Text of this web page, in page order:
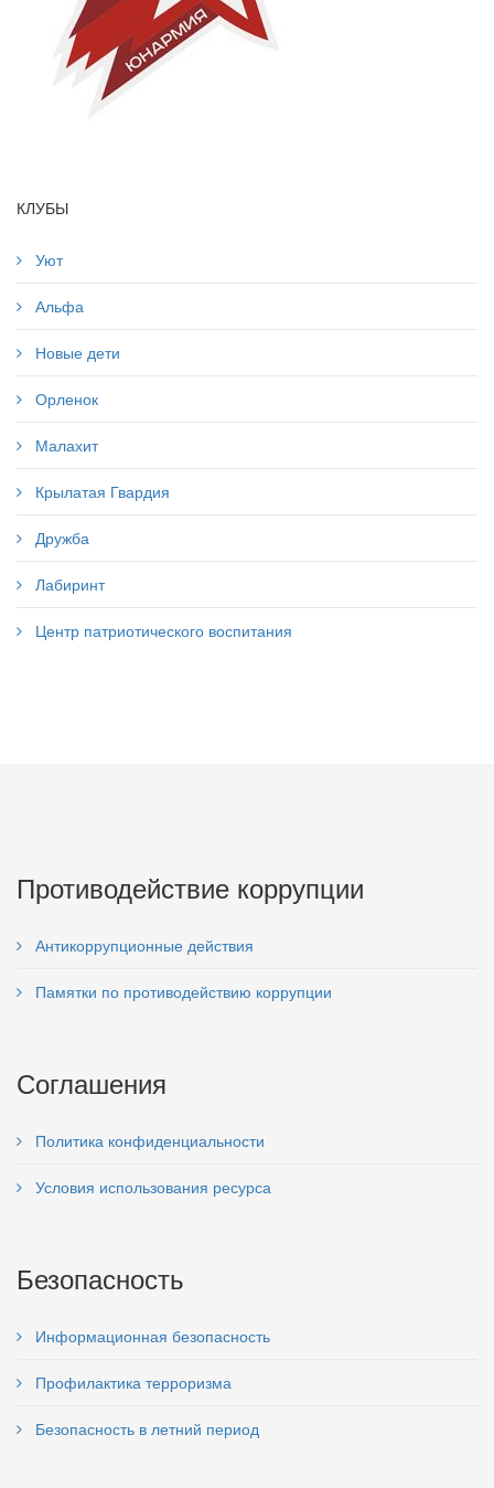
КЛУБЫ
Уют
Альфа
Новые дети
Орленок
Малахит
Крылатая Гвардия
Дружба
Лабиринт
Центр патриотического воспитания
Противодействие коррупции
Антикоррупционные действия
Памятки по противодействию коррупции
Соглашения
Политика конфиденциальности
Условия использования ресурса
Безопасность
Информационная безопасность
Профилактика терроризма
Безопасность в летний период